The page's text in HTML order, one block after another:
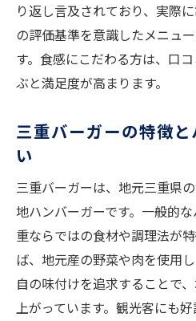
BURGER & Smile
クリスピーハンバー
三重バーガーとの違
鈴鹿エリアの注目ハ
鮮やかな写真で選ぶ
クリスピーハンバー
る
亀山ハンバーガーの
レビューで高評価の
アメリカンテイスト
験
り返し言及されており、実際
の評価基準を意識したメニュ
す。食感にこだわる方は、口
ぶと満足度が高まります。
三重バーガーの特徴
い
三重バーガーは、地元三重県
地ハンバーガーです。一般的
重ならではの食材や調理法が
ば、地元産の野菜や肉を使用
自の味付けを追求することで
上がっています。観光客にも